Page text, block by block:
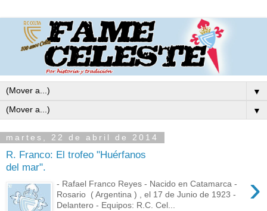
▼
▼
martes, 22 de abril de 2014
R. Franco: El trofeo "Huérfanos
del mar".
›
- Rafael Franco Reyes - Nacido en Catamarca -
Rosario ( Argentina ) , el 17 de Junio de 1923 -
Delantero - Equipos: R.C. Cel...